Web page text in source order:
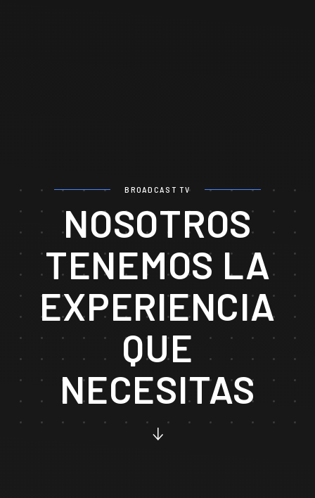
BROADCAST TV
NOSOTROS
TENEMOS LA
EXPERIENCIA
QUE
NECESITAS